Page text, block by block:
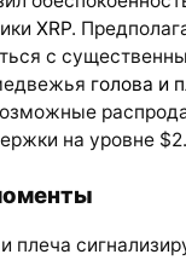
XRP.
с
голова и
на уровне $2.
плеча